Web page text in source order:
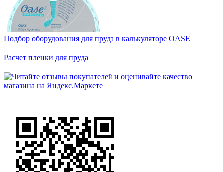
Подбор оборудования для пруда в калькуляторе OASE
Расчет пленки для пруда